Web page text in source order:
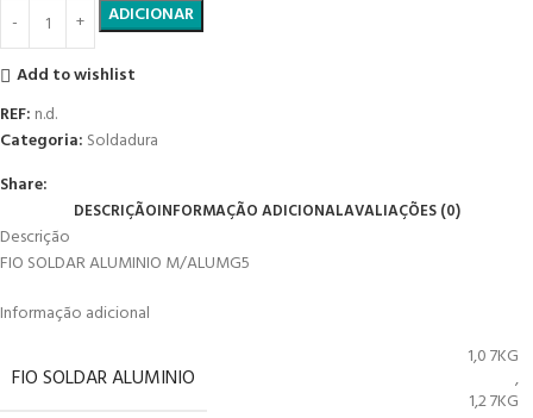
ADICIONAR
Add to wishlist
REF: n.d.
Categoria: Soldadura
Share:
DESCRIÇÃOINFORMAÇÃO ADICIONALAVALIAÇÕES (0)
Descrição
FIO SOLDAR ALUMINIO M/ALUMG5
Informação adicional
FIO SOLDAR ALUMINIO
1,0 7KG
,
1,2 7KG